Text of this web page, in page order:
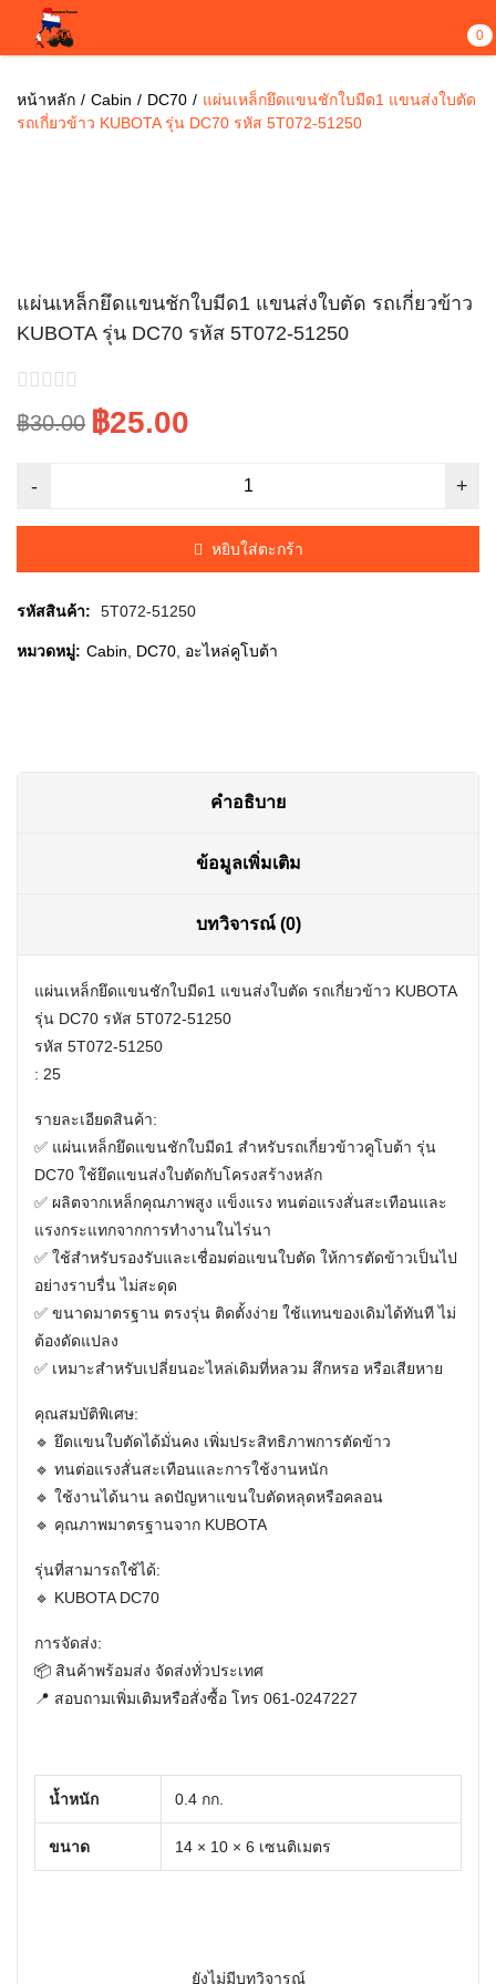
0
หน้าหลัก Cabin DC70
แผ่นเหล็กยึดแขนชักใบมีด1 แขนส่งใบตัด
รถเกี่ยวข้าว KUBOTA รุ่น DC70 รหัส 5T072-51250
แผ่นเหล็กยึดแขนชักใบมีด1 แขนส่งใบตัด รถเกี่ยวข้าว
KUBOTA รุ่น DC70 รหัส 5T072-51250
฿30.00
Original
price
was:
฿30.00.
฿25.00
Current
price
is:
฿25.00.
หยิบใส่ตะกร้า
รหัสสินค้า: 5T072-51250
หมวดหมู่: Cabin DC70 อะไหล่คูโบต้า
คำอธิบาย
ข้อมูลเพิ่มเติม
บทวิจารณ์ (0)
แผ่นเหล็กยึดแขนชักใบมีด1 แขนส่งใบตัด รถเกี่ยวข้าว KUBOTA
รุ่น DC70 รหัส 5T072-51250
รหัส 5T072-51250
: 25
รายละเอียดสินค้า:
✅ แผ่นเหล็กยึดแขนชักใบมีด1 สำหรับรถเกี่ยวข้าวคูโบต้า รุ่น
DC70 ใช้ยึดแขนส่งใบตัดกับโครงสร้างหลัก
✅ ผลิตจากเหล็กคุณภาพสูง แข็งแรง ทนต่อแรงสั่นสะเทือนและ
แรงกระแทกจากการทำงานในไร่นา
✅ ใช้สำหรับรองรับและเชื่อมต่อแขนใบตัด ให้การตัดข้าวเป็นไป
อย่างราบรื่น ไม่สะดุด
✅ ขนาดมาตรฐาน ตรงรุ่น ติดตั้งง่าย ใช้แทนของเดิมได้ทันที ไม่
ต้องดัดแปลง
✅ เหมาะสำหรับเปลี่ยนอะไหล่เดิมที่หลวม สึกหรอ หรือเสียหาย
คุณสมบัติพิเศษ:
🔹 ยึดแขนใบตัดได้มั่นคง เพิ่มประสิทธิภาพการตัดข้าว
🔹 ทนต่อแรงสั่นสะเทือนและการใช้งานหนัก
🔹 ใช้งานได้นาน ลดปัญหาแขนใบตัดหลุดหรือคลอน
🔹 คุณภาพมาตรฐานจาก KUBOTA
รุ่นที่สามารถใช้ได้:
🔹 KUBOTA DC70
การจัดส่ง:
📦 สินค้าพร้อมส่ง จัดส่งทั่วประเทศ
📍 สอบถามเพิ่มเติมหรือสั่งซื้อ โทร 061-0247227
น้ำหนัก 0.4 กก.
ขนาด 14 × 10 × 6 เซนติเมตร
ยังไม่มีบทวิจารณ์